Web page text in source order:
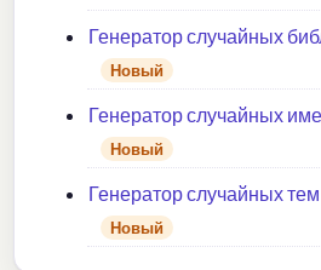
Генератор случайных
Новый
Генератор случайных
Новый
Генератор случайных
Новый